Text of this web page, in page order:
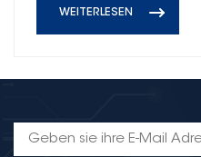
WEITERLESEN